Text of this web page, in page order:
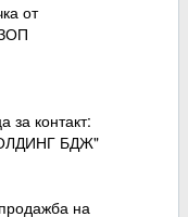
от
за контакт:
БДЖ"
на